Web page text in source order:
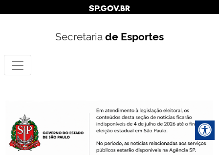
Secretariade Esportes